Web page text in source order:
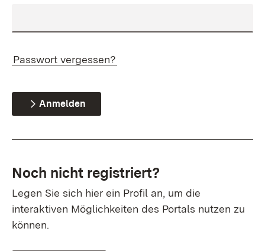
Passwort vergessen?
Anmelden
Noch nicht registriert?
Legen Sie sich hier ein Profil an, um die
interaktiven Möglichkeiten des Portals nutzen zu
können.